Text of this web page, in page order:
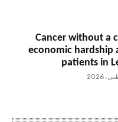
Cancer without a
economic hardship
patients in